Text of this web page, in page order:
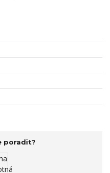
poradit?